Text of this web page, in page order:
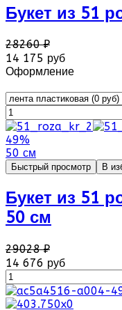
Букет из 51
28260 ₽
14 175 руб
Оформление
49%
50 см
Быстрый просмотр В
Букет из 51
50 см
29028 ₽
14 676 руб